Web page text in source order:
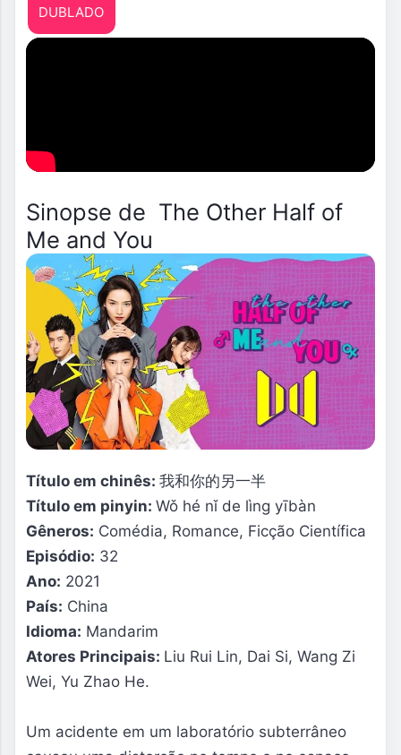
DUBLADO
Sinopse de The Other Half of
Me and You
Título em chinês: 我和你的另一半
Título em pinyin: Wǒ hé nǐ de lìng yībàn
Gêneros: Comédia, Romance, Ficção Científica
Episódio: 32
Ano: 2021
País: China
Idioma: Mandarim
Atores Principais: Liu Rui Lin, Dai Si, Wang Zi
Wei, Yu Zhao He.
Um acidente em um laboratório subterrâneo